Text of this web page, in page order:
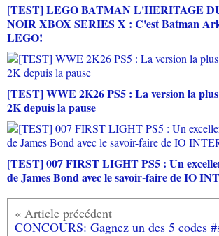
[TEST] LEGO BATMAN L'HERITAGE
NOIR XBOX SERIES X : C'est Batman
LEGO!
[TEST] WWE 2K26 PS5 : La version la
2K depuis la pause
[TEST] 007 FIRST LIGHT PS5 : Un
de James Bond avec le savoir-faire de IO